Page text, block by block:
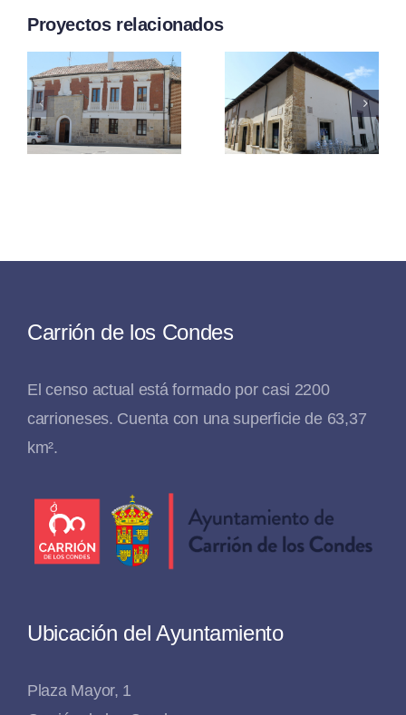
Proyectos relacionados
Del
Marqués
De
Santillana
Del
Balcón
Carrión de los Condes
El censo actual está formado por casi 2200
carrioneses. Cuenta con una superficie de 63,37
km².
Ubicación del Ayuntamiento
Plaza Mayor, 1